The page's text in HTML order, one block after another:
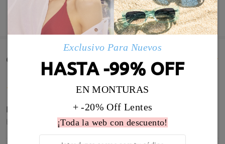
MOSTRAR MÁS
Comentarios de Clientes(628)
Para mí se quedó perfecto y elegante.
by Jul 28 , 2026
Exclusivo Para Nuevos
HASTA -99% OFF
EN MONTURAS
+ -20% Off Lentes
¡Toda la web con descuento!